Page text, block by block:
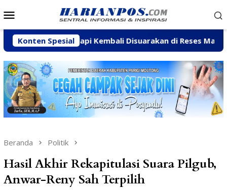
ke
Mobile
Konten Spesial
Palapi Kembali Disuarakan di Reses Mastulah
Beranda Politik
Hasil Akhir Rekapitulasi Suara Pilgub,
Anwar-Reny Sah Terpilih